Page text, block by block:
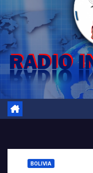
BOLIVIA